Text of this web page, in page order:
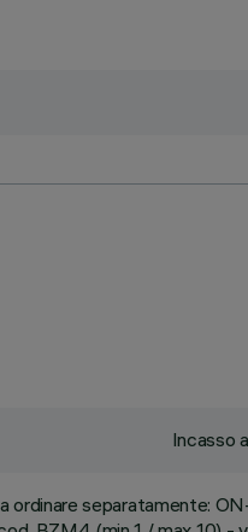
Incasso
ordinare separatamente: